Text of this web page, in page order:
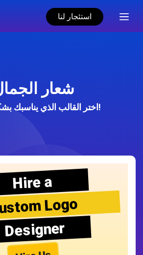
استئجار لنا
شعار
اختر القالب الذي يناسبك بشكل أفضل!
Hire a
Logo
Designer